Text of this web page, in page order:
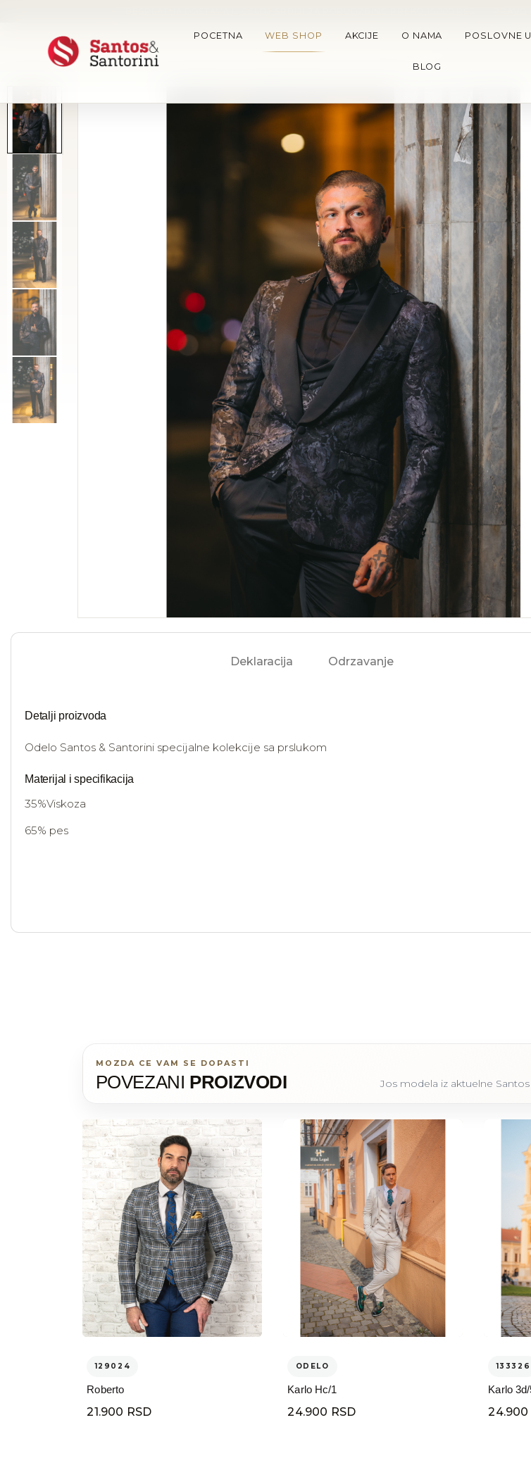
POCETNA WEB SHOP AKCIJE O NAMA POSLOVNE
BLOG
Deklaracija Odrzavanje
Detalji proizvoda
Odelo Santos & Santorini specijalne kolekcije sa prslukom
Materijal i specifikacija
35%Viskoza
65% pes
MOZDA CE VAM SE DOPASTI
POVEZANI PROIZVODI Jos modela iz aktuelne
129024
Roberto
21.900 RSD
ODELO
Karlo Hc/1
24.900 RSD
133326
Karlo
24.900